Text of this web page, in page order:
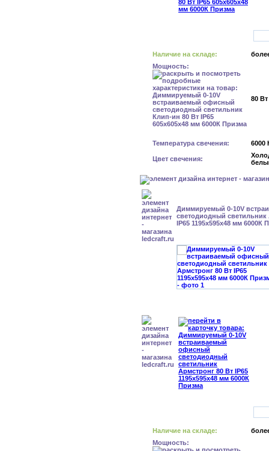
Наличие на складе:
Мощность:
80 Вт
Температура свечения: 6000
Цвет свечения:
Диммируемый 0-10V
светодиодный светильник
IP65 1195x595x48 мм 6000К
Наличие на складе:
Мощность: